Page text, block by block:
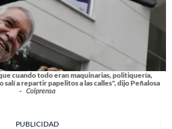
cuando todo eran maquinarias, politiquería,
salí a repartir papelitos a las calles", dijo Peñalosa
- Colprensa
PUBLICIDAD